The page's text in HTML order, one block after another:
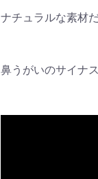
ナチュラルな素材
鼻うがいのサイナ